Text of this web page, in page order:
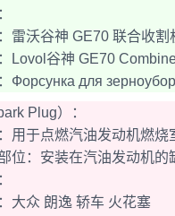
谷神 GE70 联合收割
谷神 GE70 Combine
для
Plug）：
点燃汽油发动机燃烧室
安装在汽油发动机的缸
朗逸 轿车 火花塞